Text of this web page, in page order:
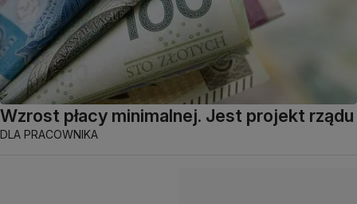
Wzrost płacy minimalnej. Jest projekt rządu
DLA PRACOWNIKA